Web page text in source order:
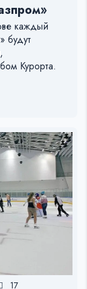
каждый
будут
Курорта.
17